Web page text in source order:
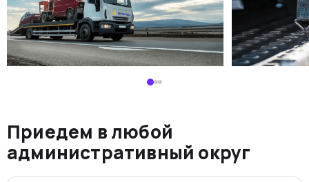
Приедем в любой
административный округ